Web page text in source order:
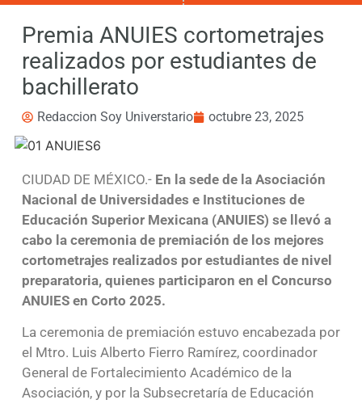
Premia ANUIES cortometrajes
realizados por estudiantes de
bachillerato
Redaccion Soy Universtario octubre 23, 2025
CIUDAD DE MÉXICO.-En la sede de la Asociación
Nacional de Universidades e Instituciones de
Educación Superior Mexicana (ANUIES) se llevó a
cabo la ceremonia de premiación de los mejores
cortometrajes realizados por estudiantes de nivel
preparatoria, quienes participaron en el Concurso
ANUIES en Corto 2025.
La ceremonia de premiación estuvo encabezada por
el Mtro. Luis Alberto Fierro Ramírez, coordinador
General de Fortalecimiento Académico de la
Asociación, y por la Subsecretaría de Educación